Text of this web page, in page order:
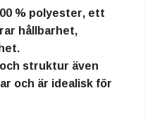
% polyester, ett
hållbarhet,
.
struktur även
och är idealisk för